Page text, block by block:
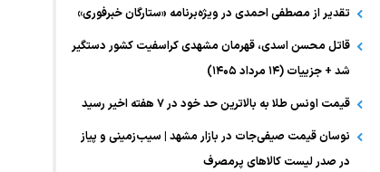
تقدیر از مصطفی احمدی در ویژه‌برنامه «ستارگان خبرفوری»
قاتل محسن اسدی، قهرمان مشهدی کراسفیت کشور دستگیر
شد + جزییات (۱۴ مرداد ۱۴۰۵)
قیمت اونس طلا به بالاترین حد خود در ۷ هفته اخیر رسید
نوسان قیمت صیفی‌جات در بازار مشهد | سیب‌زمینی و پیاز
در صدر لیست کالا‌های پرمصرف